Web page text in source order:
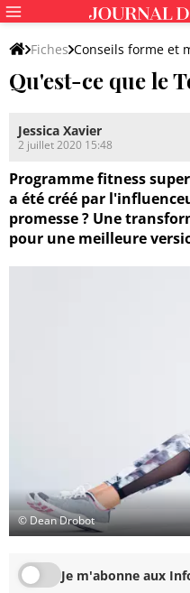
Fiches Conseils forme et
Autres sports
Qu'est-ce que le
Jessica Xavier
2 juillet 2020 15:48
Programme fitness
a été créé par
promesse ? Une
pour une meilleure
© Dean Drobot
Je m'abonne aux